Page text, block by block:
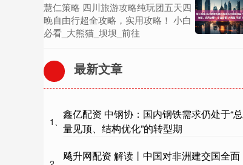
慧仁策略 四川旅游攻略纯玩团五天四
晚自由行超全攻略，实用攻略！ 小白
必看_大熊猫_坝坝_前往
最新文章
1、
鑫亿配资 中钢协：国内钢铁需求仍处于“总
量见顶、结构优化”的转型期
飚升网配资 解读丨中国对非洲建交国全面